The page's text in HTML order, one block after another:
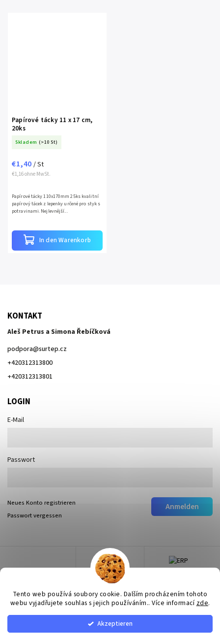
Tento web používá soubory cookie. Dalším procházením tohoto
webu vyjadřujete souhlas s jejich používáním.. Více informací zde.
Akzeptieren
Papírové tácky 11 x 17 cm,
20ks
Skladem (>10 St)
€1,16 ohne MwSt.
€1,40 / St
In den Warenkorb
Papírové tácky 110x170mm 25ks kvalitní
papírový tácek z lepenky určené pro styk s
potravinami. Nejlevnější...
KONTAKT
Aleš Petrus a Simona Řebíčková
podpora@surtep.cz
+420312313800
+420312313801
LOGIN
E-Mail
Passwort
Anmelden
Neues Konto registrieren
Passwort vergessen
Copyright 2026Surtep. Alle Rechte vorbehalten.